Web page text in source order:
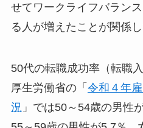
せてワークライフバラン
る人が増えたことが関係
50代の転職成功率（転職
厚生労働省の「 令和４年
況 」では50～54歳の男性